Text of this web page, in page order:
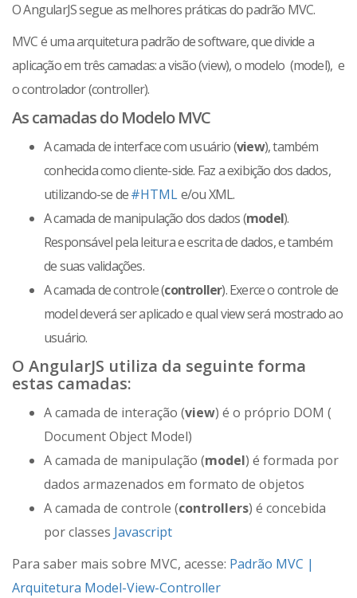
O AngularJS segue as melhores práticas do padrão MVC.
MVC é uma arquitetura padrão de software, que divide a
aplicação em três camadas: a visão (view), o modelo (model), e
o controlador (controller).
As camadas do Modelo MVC
A camada de interface com usuário (view), também
conhecida como cliente-side. Faz a exibição dos dados,
utilizando-se de#HTMLe/ou XML.
A camada de manipulação dos dados (model).
Responsável pela leitura e escrita de dados, e também
de suas validações.
A camada de controle (controller). Exerce o controle de
model deverá ser aplicado e qual view será mostrado ao
usuário.
O AngularJS utiliza da seguinte forma
estas camadas:
A camada de interação (view) é o próprio DOM (
Document Object Model)
A camada de manipulação (model) é formada por
dados armazenados em formato de objetos
A camada de controle (controllers) é concebida
por classes Javascript
Para saber mais sobre MVC, acesse: Padrão MVC |
Arquitetura Model-View-Controller